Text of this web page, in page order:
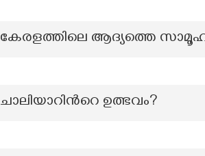
കേരളത്തിലെ ആദ്യത്തെ
ചാലിയാറിന്‍റെ ഉത്ഭവം?